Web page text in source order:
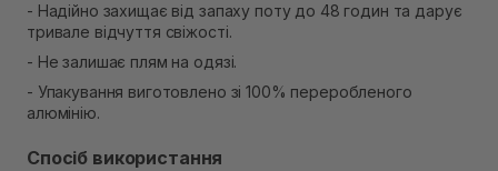
- Надійно захищає від запаху поту до 48 годин та дарує
тривале відчуття свіжості.
- Не залишає плям на одязі.
- Упакування виготовлено зі 100% переробленого
алюмінію.
Спосіб використання